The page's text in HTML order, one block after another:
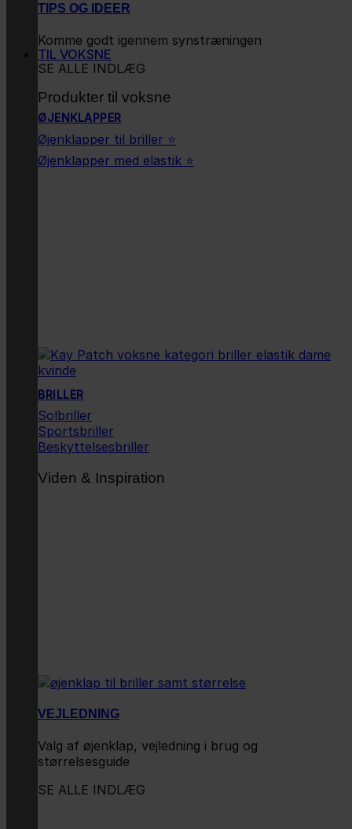
TIPS OG IDEER
Komme godt igennem synstræningen
SE ALLE INDLÆG
TIL VOKSNE
Produkter til voksne
ØJENKLAPPER
Øjenklapper til briller ⭐
Øjenklapper med elastik ⭐
BRILLER
Solbriller
Sportsbriller
Beskyttelsesbriller
Viden & Inspiration
VEJLEDNING
Valg af øjenklap, vejledning i brug og
størrelsesguide
SE ALLE INDLÆG